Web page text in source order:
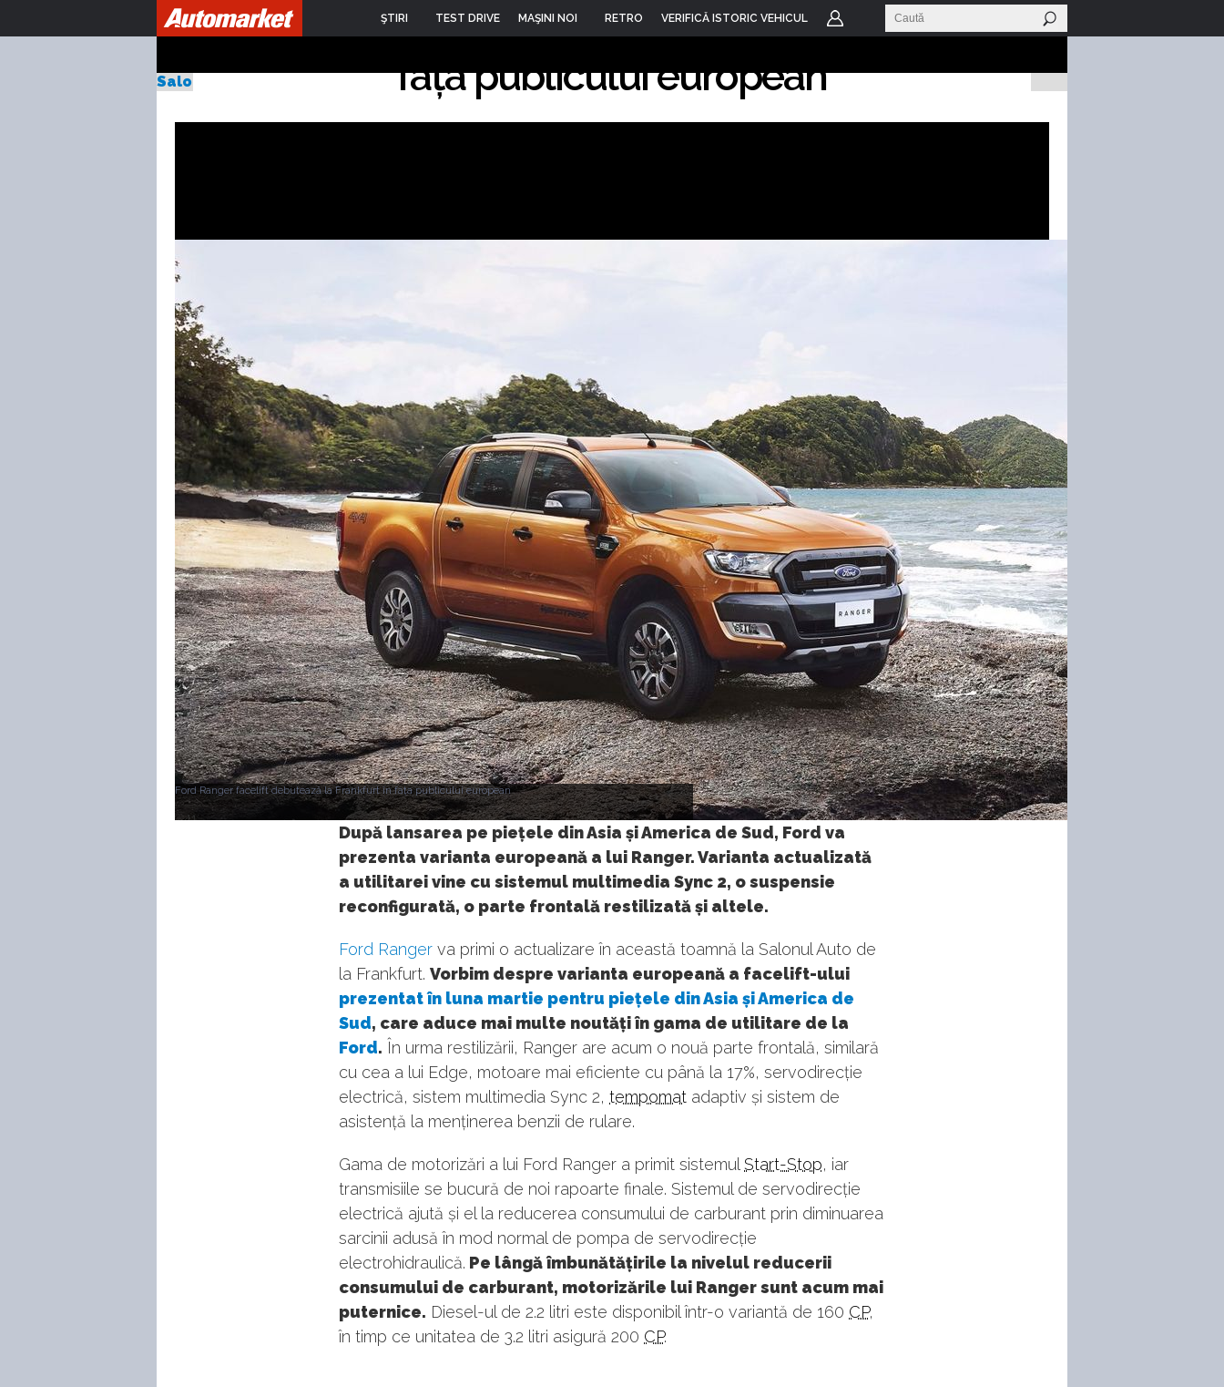
ŞTIRI TEST DRIVE MAŞINI NOI RETRO VERIFICĂ ISTORIC VEHICUL
Salonul Auto de la Frankfurt 2015
Ford Ranger facelift debutează la Frankfurt în
fața publicului european
Ford Ranger facelift debutează la Frankfurt în fața publicului european
41
După lansarea pe piețele din Asia și America de Sud, Ford va
prezenta varianta europeană a lui Ranger. Varianta actualizată
a utilitarei vine cu sistemul multimedia Sync 2, o suspensie
reconfigurată, o parte frontală restilizată și altele.
Ford Ranger va primi o actualizare în această toamnă la Salonul Auto de
la Frankfurt. Vorbim despre varianta europeană a facelift-ului
prezentat în luna martie pentru piețele din Asia și America de
Sud, care aduce mai multe noutăți în gama de utilitare de la
Ford. În urma restilizării, Ranger are acum o nouă parte frontală, similară
cu cea a lui Edge, motoare mai eficiente cu până la 17%, servodirecție
electrică, sistem multimedia Sync 2, tempomat adaptiv și sistem de
asistență la menținerea benzii de rulare.
Gama de motorizări a lui Ford Ranger a primit sistemulStart-Stop, iar
transmisiile se bucură de noi rapoarte finale. Sistemul de servodirecție
electrică ajută și el la reducerea consumului de carburant prin diminuarea
sarcinii adusă în mod normal de pompa de servodirecție
electrohidraulică. Pe lângă îmbunătățirile la nivelul reducerii
consumului de carburant, motorizările lui Ranger sunt acum mai
puternice. Diesel-ul de 2.2 litri este disponibil într-o variantă de 160 CP,
în timp ce unitatea de 3.2 litri asigură 200 CP.